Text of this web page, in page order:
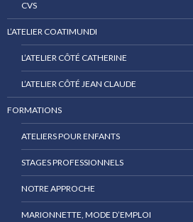
CVS
L’ATELIER COATIMUNDI
L’ATELIER CÔTÉ CATHERINE
L’ATELIER CÔTÉ JEAN CLAUDE
FORMATIONS
ATELIERS POUR ENFANTS
STAGES PROFESSIONNELS
NOTRE APPROCHE
MARIONNETTE, MODE D’EMPLOI